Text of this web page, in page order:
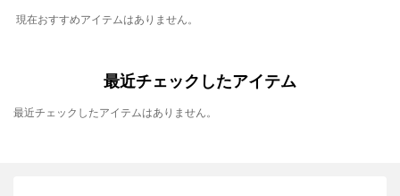
現在おすすめアイテムはありません。
最近チェックしたアイテム
最近チェックしたアイテムはありません。